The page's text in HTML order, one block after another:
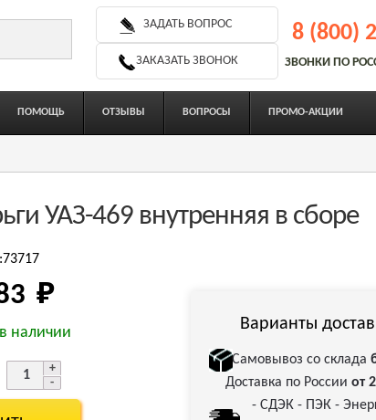
ЗАДАТЬ ВОПРОС
ЗАКАЗАТЬ ЗВОНОК
8 (800)
ЗВОНКИ ПО
ПОМОЩЬ ОТЗЫВЫ ВОПРОСЫ ПРОМО-АКЦИИ
УАЗ-469 внутренняя в сборе
₽
наличии Варианты
Самовывоз со склада
Доставка по России от
- СДЭК - ПЭК -